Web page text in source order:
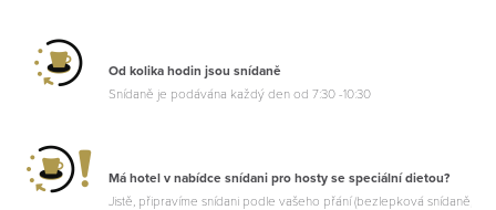
Od kolika hodin jsou snídaně
Snídaně je podávána každý den od 7:30 -10:30
Má hotel v nabídce snídani pro hosty se speciální dietou?
Jistě, připravíme snídani podle vašeho přání (bezlepková snídaně,